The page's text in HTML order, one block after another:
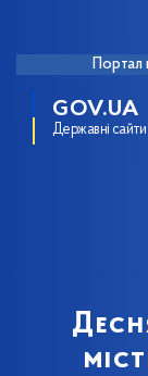
Портал
GOV.UA
Державні сайти